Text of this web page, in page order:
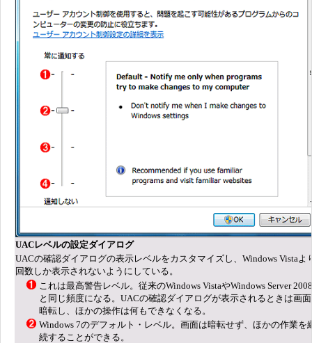
UACレベルの設定ダイアログ
UACの確認ダイアログの表示レベルをカスタマイズし、Windows Vistaよ
回数しか表示されないようにしている。
これは最高警告レベル。従来のWindows VistaやWindows Server 2008
と同じ頻度になる。UACの確認ダイアログが表示されるときは画
暗転し、ほかの操作は何もできなくなる。
Windows 7のデフォルト・レベル。画面は暗転せず、ほかの作業を
続することができる。